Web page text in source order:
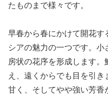
たものまで様々です。
早春から春にかけて開花す
シアの魅力の一つです。小
房状の花序を形成します
え、遠くからでも目を引き
甘く、そしてやや強い芳香